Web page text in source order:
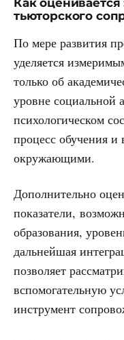
Как
тьюторского
По мере развития
уделяется
только об
уровне социальной
психологическом
процесс обучения и
окружающими.
Дополнительно
показатели,
образования,
дальнейшая
позволяет
вспомогательную
инструмент